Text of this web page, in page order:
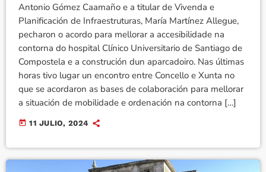
Antonio Gómez Caamaño e a titular de Vivenda e
Planificación de Infraestruturas, María Martínez Allegue,
pecharon o acordo para mellorar a accesibilidade na
contorna do hospital Clínico Universitario de Santiago de
Compostela e a construción dun aparcadoiro. Nas últimas
horas tivo lugar un encontro entre Concello e Xunta no
que se acordaron as bases de colaboración para mellorar
a situación de mobilidade e ordenación na contorna […]
today 11 JULIO, 2024